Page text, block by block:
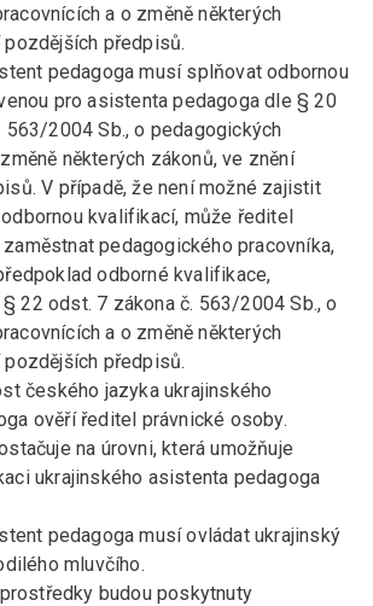
a o změně některých
pozdějších předpisů.
pedagoga musí splňovat odbornou
pro asistenta pedagoga dle § 20
563/2004 Sb., o pedagogických
některých zákonů, ve znění
V případě, že není možné zajistit
kvalifikací, může ředitel
pedagogického pracovníka,
odborné kvalifikace,
22 odst. 7 zákona č. 563/2004 Sb., o
a o změně některých
pozdějších předpisů.
českého jazyka ukrajinského
ověří ředitel právnické osoby.
na úrovni, která umožňuje
ukrajinského asistenta pedagoga
pedagoga musí ovládat ukrajinský
mluvčího.
budou poskytnuty